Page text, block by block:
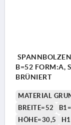
B=52 FORM:A,
BRÜNIERT
MATERIAL
BREITE=52
HÖHE=30,5